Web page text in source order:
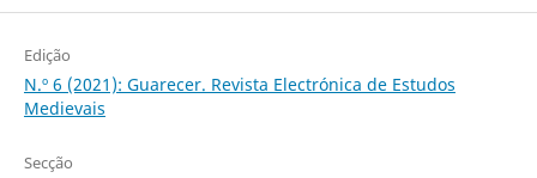
Edição
N.º 6 (2021): Guarecer. Revista Electrónica de Estudos
Medievais
Secção